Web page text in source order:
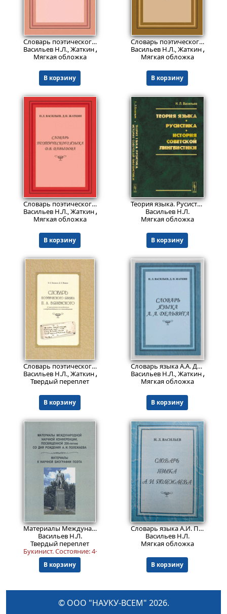
Пред.заказ!
Словарь поэтического языка Д.В. Веневитинова
Васильев Н.Л., Жаткин Д.Н.
Мягкая обложка
В корзину
Пред.заказ!
Словарь поэтического языка Н.М. Карамзина: Монография.
Васильев Н.Л., Жаткин Д.Н.
Мягкая обложка
В корзину
401₽
Словарь поэтического языка Д.В. Давыдова.
Васильев Н.Л., Жаткин Д.Н.
Мягкая обложка
В корзину
969
Теория языка. Русистика. История советской лингвистики
Васильев Н.Л.
Мягкая обложка
В корзину
Пред.заказ!
Словарь поэтического языка П.А. Вяземского
Васильев Н.Л., Жаткин Д.Н.
Твердый переплет
В корзину
446₽
Словарь языка А.А. Дельвига
Васильев Н.Л., Жаткин Д.Н.
Мягкая обложка
В корзину
Материалы Международной научной конференции, посвященной 200-летию со дня рождения А. И. Полежаева (22 — 24 сент. 2004 г., г. Саранск) ; Материалы к научной биографии поэта
Васильев Н.Л.
Твердый переплет
Букинист.Состояние: 4+
В корзину
401₽
Словарь языка А.И. Полежаева
Васильев Н.Л.
Мягкая обложка
В корзину
© ООО "НАУКУ-ВСЕМ" 2026.